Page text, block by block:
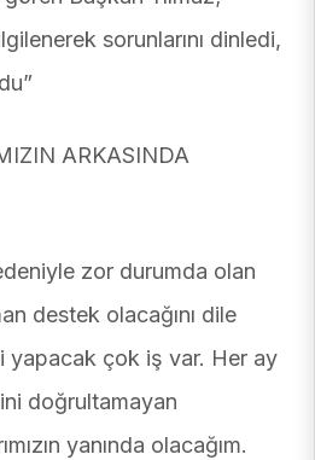
sorunlarını dinledi,
ARKASINDA
zor durumda olan
destek olacağını dile
yapacak çok iş var. Her ay
doğrultamayan
yanında olacağım.